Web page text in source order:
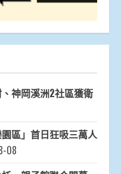
神岡溪洲2社區獲衛
區」首日狂吸三萬人
08